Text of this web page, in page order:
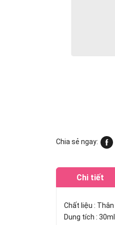
Chia sẻ ngay:
Chi tiết
Chất liệu :
Dung tích : 30ml